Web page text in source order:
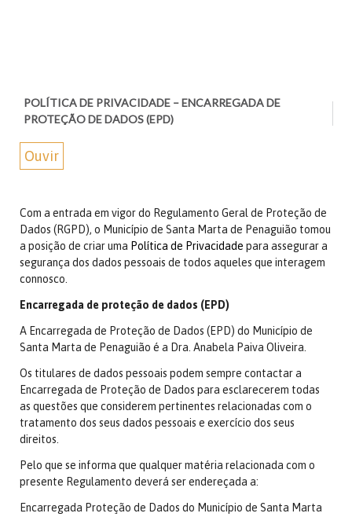
POLÍTICA DE PRIVACIDADE – ENCARREGADA DE
PROTEÇÃO DE DADOS (EPD)
Ouvir
Com a entrada em vigor do Regulamento Geral de Proteção de
Dados (RGPD), o Município de Santa Marta de Penaguião tomou
a posição de criar uma Política de Privacidade para assegurar a
segurança dos dados pessoais de todos aqueles que interagem
connosco.
Encarregada de proteção de dados (EPD)
A Encarregada de Proteção de Dados (EPD) do Município de
Santa Marta de Penaguião é a Dra. Anabela Paiva Oliveira.
Os titulares de dados pessoais podem sempre contactar a
Encarregada de Proteção de Dados para esclarecerem todas
as questões que considerem pertinentes relacionadas com o
tratamento dos seus dados pessoais e exercício dos seus
direitos.
Pelo que se informa que qualquer matéria relacionada com o
presente Regulamento deverá ser endereçada a:
Encarregada Proteção de Dados do Município de Santa Marta